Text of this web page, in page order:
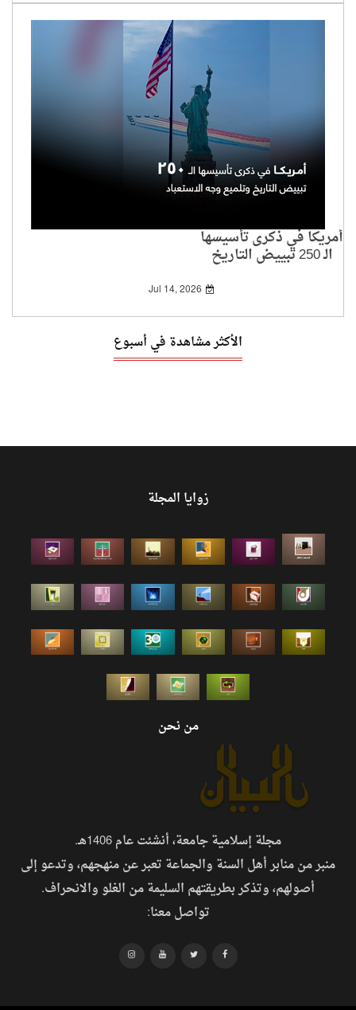
أمريكا في ذكرى تأسيسها
الـ 250 تبييض التاريخ
وتلميع وجه الاستعباد
Jul 14, 2026
الأكثر مشاهدة في أسبوع
زوايا المجلة
من نحن
مجلة إسلامية جامعة، أنشئت عام 1406هـ.
منبر من منابر أهل السنة والجماعة تعبر عن منهجهم، وتدعو إلى
أصولهم، وتذكر بطريقتهم السليمة من الغلو والانحراف.
تواصل معنا: